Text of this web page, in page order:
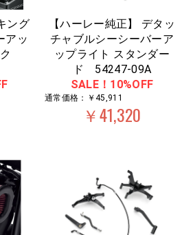
ング
アッ
【ハーレー純正】 デタッ
チャブルシーシーバーア
ップライト スタンダー
ド 54247-09A
SALE！10%OFF
通常価格：￥45,911
￥41,320